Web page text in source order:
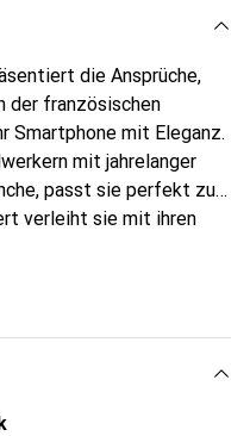
die Ansprüche,
der französischen
Smartphone mit Eleganz.
mit jahrelanger
passt sie perfekt zu
verleiht sie mit ihren
Accessoire.
Wahl für eine